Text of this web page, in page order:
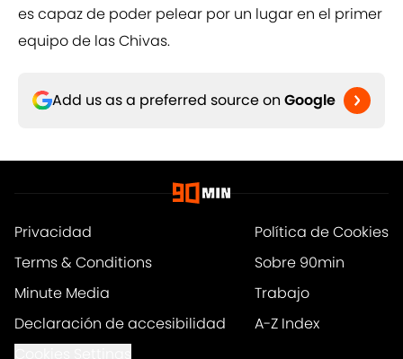
es capaz de poder pelear por un lugar en el primer
equipo de las Chivas.
Add us as a preferred source on Google
Privacidad
Política de Cookies
Terms & Conditions
Sobre 90min
Minute Media
Trabajo
Declaración de accesibilidad
A-Z Index